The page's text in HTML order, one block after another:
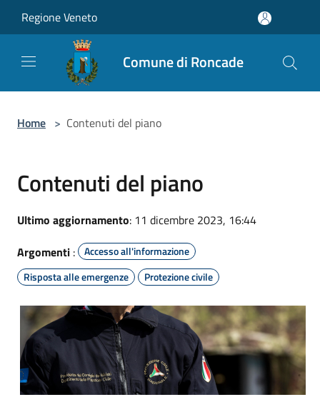
Regione Veneto
Comune di Roncade
Home > Contenuti del piano
Contenuti del piano
Ultimo aggiornamento: 11 dicembre 2023, 16:44
Argomenti :
Accesso all'informazione
Risposta alle emergenze
Protezione civile